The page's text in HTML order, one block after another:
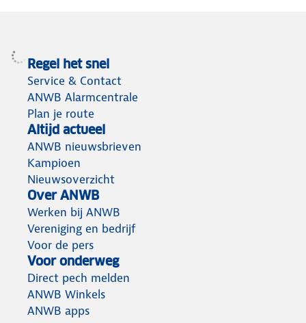
Regel het snel
Service & Contact
ANWB Alarmcentrale
Plan je route
Altijd actueel
ANWB nieuwsbrieven
Kampioen
Nieuwsoverzicht
Over ANWB
Werken bij ANWB
Vereniging en bedrijf
Voor de pers
Voor onderweg
Direct pech melden
ANWB Winkels
ANWB apps